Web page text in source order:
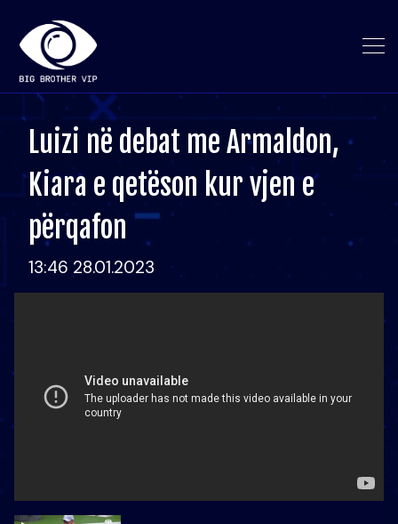
Luizi në debat me Armaldon,
Kiara e qetëson kur vjen e
përqafon
13:46 28.01.2023